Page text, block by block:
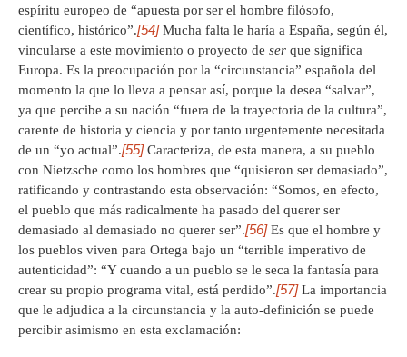
espíritu europeo de “apuesta por ser el hombre filósofo,
científico, histórico”.[54]Mucha falta le haría a España, según él,
vincularse a este movimiento o proyecto de ser que significa
Europa. Es la preocupación por la “circunstancia” española del
momento la que lo lleva a pensar así, porque la desea “salvar”,
ya que percibe a su nación “fuera de la trayectoria de la cultura”,
carente de historia y ciencia y por tanto urgentemente necesitada
de un “yo actual”.[55]Caracteriza, de esta manera, a su pueblo
con Nietzsche como los hombres que “quisieron ser demasiado”,
ratificando y contrastando esta observación: “Somos, en efecto,
el pueblo que más radicalmente ha pasado del querer ser
demasiado al demasiado no querer ser”.[56]Es que el hombre y
los pueblos viven para Ortega bajo un “terrible imperativo de
autenticidad”: “Y cuando a un pueblo se le seca la fantasía para
crear su propio programa vital, está perdido”.[57]La importancia
que le adjudica a la circunstancia y la auto-definición se puede
percibir asimismo en esta exclamación: